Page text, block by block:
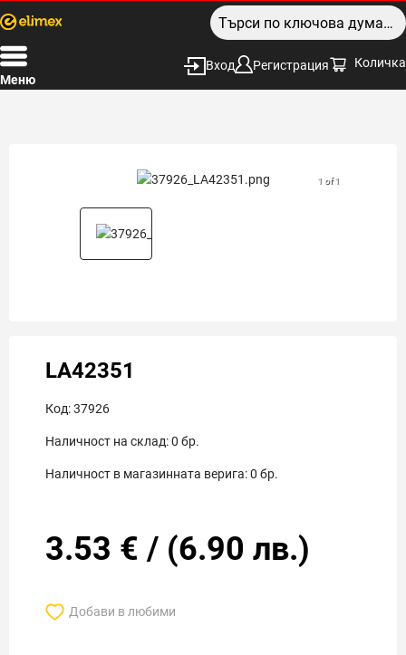
Меню
Вход Регистрация Количка
1 of 1
LA42351
Код:37926
Наличност на склад:0 бр.
Наличност в магазинната верига:0 бр.
3.53 € / (6.90 лв.)
Добави в любими